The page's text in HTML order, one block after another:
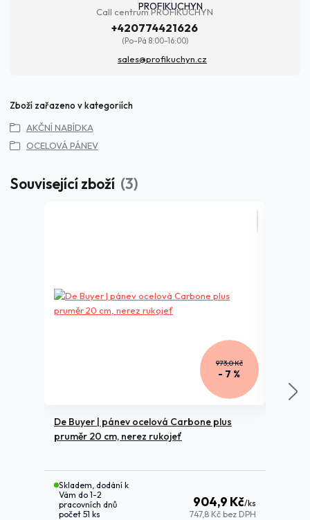
Call centrum PROFIKUCHYN
+420774421626
(Po-Pá 8:00-16:00)
sales@profikuchyn.cz
Zboží zařazeno v kategoriích
AKČNÍ NABÍDKA
OCELOVÁ PÁNEV
Související zboží 3
973,0 Kč
- 7 %
De Buyer | pánev ocelová Carbone plus
pruměr 20 cm, nerez rukojeť
904,9 Kč/ks
747,8 Kč bez DPH
Skladem, dodání k
Vám do 1-2
pracovních dnů
počet 51 ks